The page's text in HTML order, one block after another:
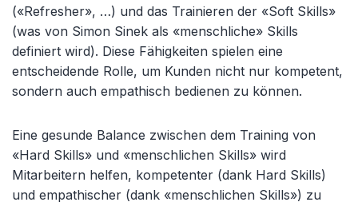
(«Refresher», …) und das Trainieren der «Soft Skills»
(was von Simon Sinek als «menschliche» Skills
definiert wird). Diese Fähigkeiten spielen eine
entscheidende Rolle, um Kunden nicht nur kompetent,
sondern auch empathisch bedienen zu können.
Eine gesunde Balance zwischen dem Training von
«Hard Skills» und «menschlichen Skills» wird
Mitarbeitern helfen, kompetenter (dank Hard Skills)
und empathischer (dank «menschlichen Skills») zu